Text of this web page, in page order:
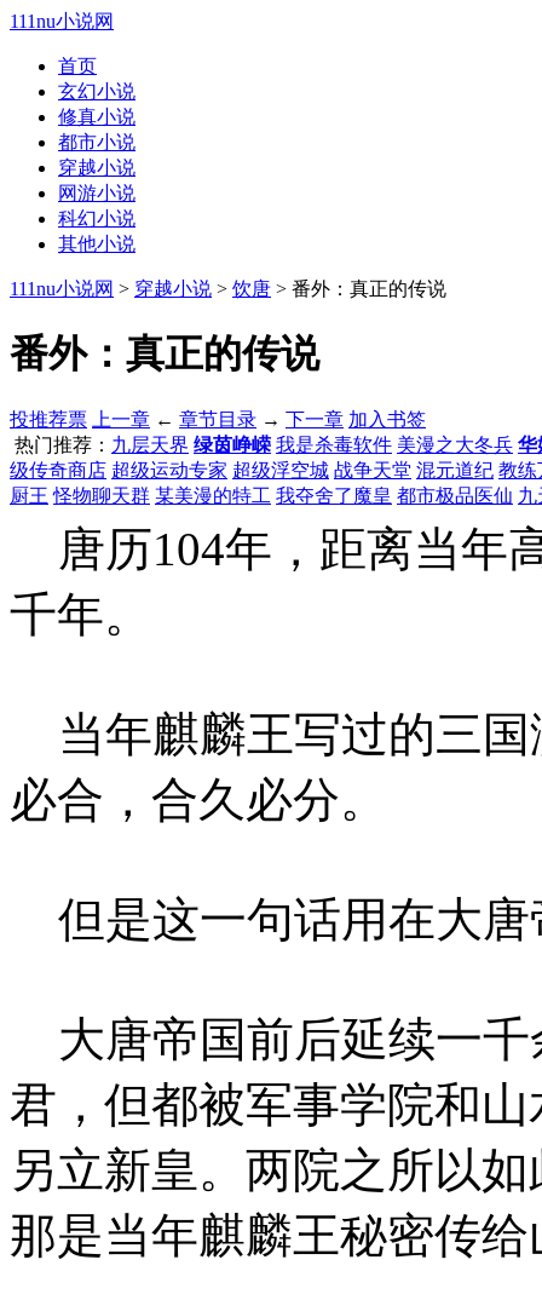
111nu小说网
首页
玄幻小说
修真小说
都市小说
穿越小说
网游小说
科幻小说
其他小说
111nu小说网 > 穿越小说 > 饮唐 > 番外：真正的传说
番外：真正的传说
投推荐票 上一章 ← 章节目录 → 下一章 加入书签
热门推荐： 九层天界 绿茵峥嵘 我是杀毒软件 美漫之大冬兵 华
级传奇商店 超级运动专家 超级浮空城 战争天堂 混元道纪 教练
厨王 怪物聊天群 某美漫的特工 我夺舍了魔皇 都市极品医仙 九
唐历104年，距离当年
千年。
当年麒麟王写过的三国
必合，合久必分。
但是这一句话用在大唐
大唐帝国前后延续一千
君，但都被军事学院和
另立新皇。两院之所以
那是当年麒麟王秘密传